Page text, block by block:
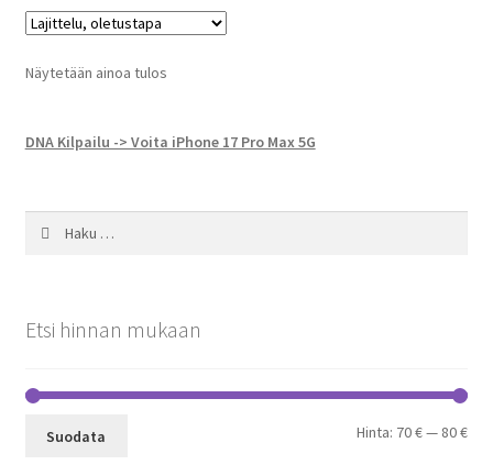
Näytetään ainoa tulos
DNA Kilpailu -> Voita iPhone 17 Pro Max 5G
Etsi hinnan mukaan
Suodata Hinta: 70 €— 80 €